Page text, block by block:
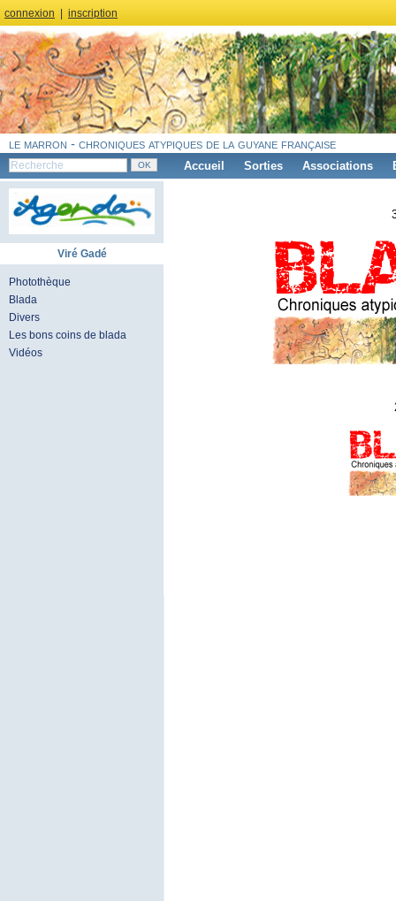
connexion inscription
le marron - chroniques atypiques de la guyane française
Accueil Sorties Associations
Viré Gadé
Photothèque
Blada
Divers
Les bons coins de blada
Vidéos